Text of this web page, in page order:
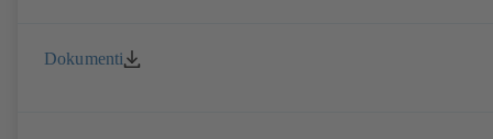
Dokumenti